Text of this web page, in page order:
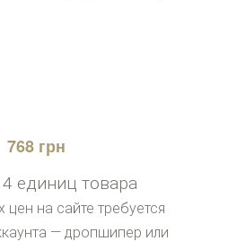
768 грн
единиц товара
на сайте требуется
— дропшипер или